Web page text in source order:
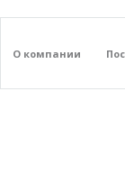
О компании